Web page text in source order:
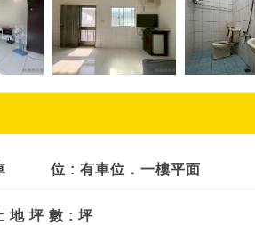
位 : 有車位．一樓平面
地 坪 數 : 坪